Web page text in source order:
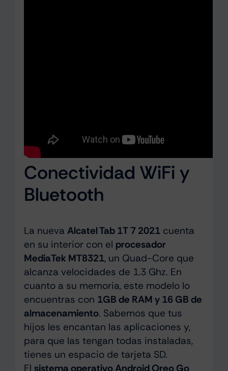
Conectividad WiFi y
Bluetooth
La nueva Alcatel Tab 1T 7 2021cuenta
en su interior con el procesador
MediaTek MT8321, un Quad-Core que
alcanza velocidades de 1.3 Ghz. En
cuanto a su memoria, este modelo lo
encuentras con 1GB de RAM y 16 GB de
almacenamiento. Sabemos que tus
hijos les encantan las aplicaciones y,
para que las tengan todas instaladas,
tienes un espacio de tarjeta SD.
El sistema operativo Android Oreo Go